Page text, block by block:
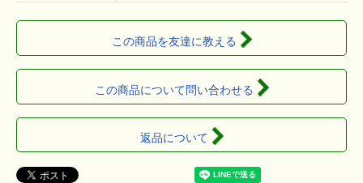
この商品を友達に教える
この商品について問い合わせる
返品について